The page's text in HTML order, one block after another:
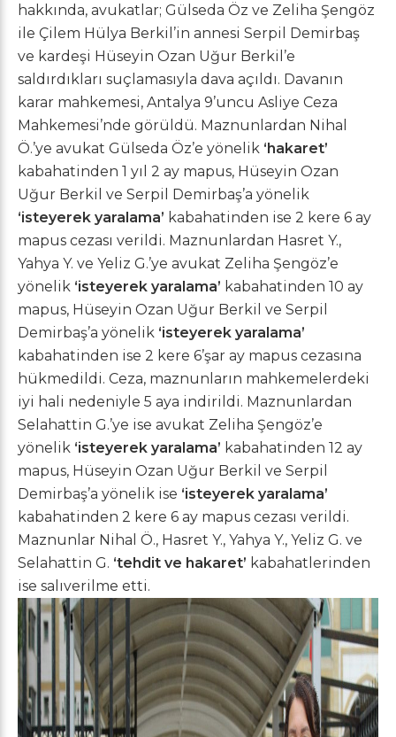
hakkında, avukatlar; Gülseda Öz ve Zeliha Şengöz
ile Çilem Hülya Berkil’in annesi Serpil Demirbaş
ve kardeşi Hüseyin Ozan Uğur Berkil’e
saldırdıkları suçlamasıyla dava açıldı. Davanın
karar mahkemesi, Antalya 9’uncu Asliye Ceza
Mahkemesi’nde görüldü. Maznunlardan Nihal
Ö.’ye avukat Gülseda Öz’e yönelik ‘hakaret’
kabahatinden 1 yıl 2 ay mapus, Hüseyin Ozan
Uğur Berkil ve Serpil Demirbaş’a yönelik
‘isteyerek yaralama’ kabahatinden ise 2 kere 6 ay
mapus cezası verildi. Maznunlardan Hasret Y.,
Yahya Y. ve Yeliz G.’ye avukat Zeliha Şengöz’e
yönelik ‘isteyerek yaralama’ kabahatinden 10 ay
mapus, Hüseyin Ozan Uğur Berkil ve Serpil
Demirbaş’a yönelik ‘isteyerek yaralama’
kabahatinden ise 2 kere 6’şar ay mapus cezasına
hükmedildi. Ceza, maznunların mahkemelerdeki
iyi hali nedeniyle 5 aya indirildi. Maznunlardan
Selahattin G.’ye ise avukat Zeliha Şengöz’e
yönelik ‘isteyerek yaralama’ kabahatinden 12 ay
mapus, Hüseyin Ozan Uğur Berkil ve Serpil
Demirbaş’a yönelik ise ‘isteyerek yaralama’
kabahatinden 2 kere 6 ay mapus cezası verildi.
Maznunlar Nihal Ö., Hasret Y., Yahya Y., Yeliz G. ve
Selahattin G. ‘tehdit ve hakaret’ kabahatlerinden
ise salıverilme etti.